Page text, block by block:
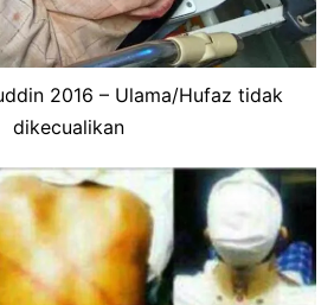
2016 – Ulama/Hufaz tidak
dikecualikan